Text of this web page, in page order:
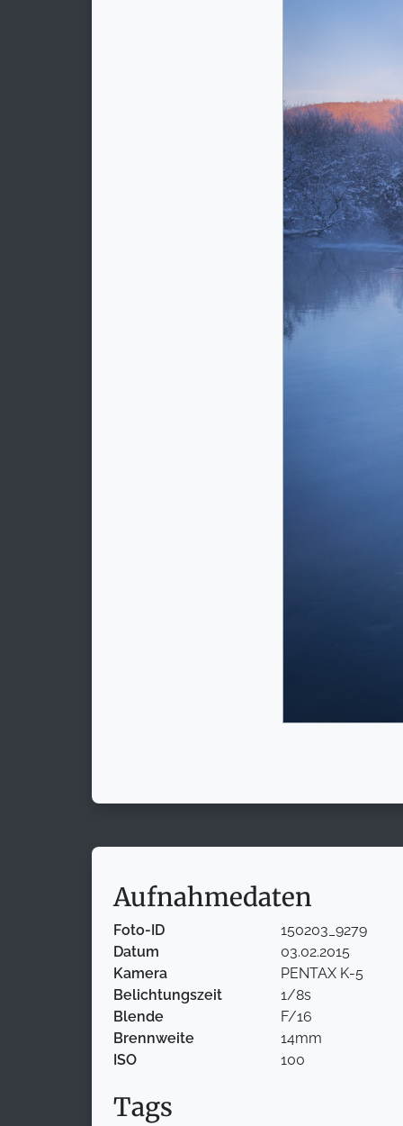
Aufnahmedaten
Foto-ID
150203_9279
Datum
03.02.2015
Kamera
PENTAX K-5
Belichtungszeit
1/8s
Blende
F/16
Brennweite
14mm
ISO
100
Tags